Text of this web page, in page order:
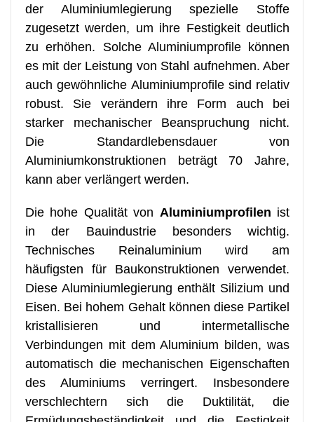
der Aluminiumlegierung spezielle Stoffe
zugesetzt werden, um ihre Festigkeit deutlich
zu erhöhen. Solche Aluminiumprofile können
es mit der Leistung von Stahl aufnehmen. Aber
auch gewöhnliche Aluminiumprofile sind relativ
robust. Sie verändern ihre Form auch bei
starker mechanischer Beanspruchung nicht.
Die Standardlebensdauer von
Aluminiumkonstruktionen beträgt 70 Jahre,
kann aber verlängert werden.
Die hohe Qualität von Aluminiumprofilen ist
in der Bauindustrie besonders wichtig.
Technisches Reinaluminium wird am
häufigsten für Baukonstruktionen verwendet.
Diese Aluminiumlegierung enthält Silizium und
Eisen. Bei hohem Gehalt können diese Partikel
kristallisieren und intermetallische
Verbindungen mit dem Aluminium bilden, was
automatisch die mechanischen Eigenschaften
des Aluminiums verringert. Insbesondere
verschlechtern sich die Duktilität, die